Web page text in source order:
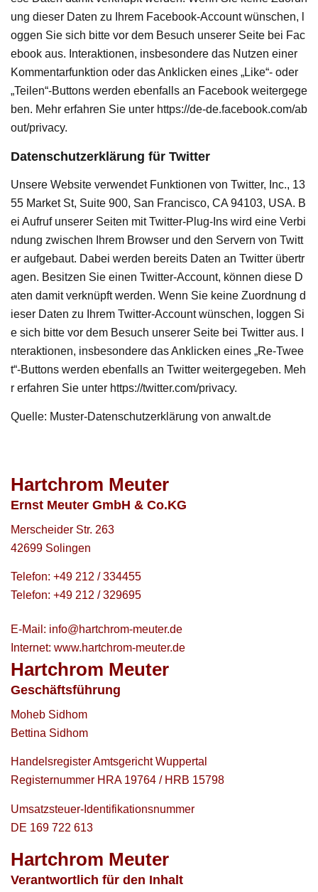
ung dieser Daten zu Ihrem Facebook-Account wünschen, l
oggen Sie sich bitte vor dem Besuch unserer Seite bei Fac
ebook aus. Interaktionen, insbesondere das Nutzen einer
Kommentarfunktion oder das Anklicken eines „Like“- oder
„Teilen“-Buttons werden ebenfalls an Facebook weitergege
ben. Mehr erfahren Sie unter https://de-de.facebook.com/ab
out/privacy.
Datenschutzerklärung für Twitter
Unsere Website verwendet Funktionen von Twitter, Inc., 13
55 Market St, Suite 900, San Francisco, CA 94103, USA. B
ei Aufruf unserer Seiten mit Twitter-Plug-Ins wird eine Verbi
ndung zwischen Ihrem Browser und den Servern von Twitt
er aufgebaut. Dabei werden bereits Daten an Twitter übertr
agen. Besitzen Sie einen Twitter-Account, können diese D
aten damit verknüpft werden. Wenn Sie keine Zuordnung d
ieser Daten zu Ihrem Twitter-Account wünschen, loggen Si
e sich bitte vor dem Besuch unserer Seite bei Twitter aus. I
nteraktionen, insbesondere das Anklicken eines „Re-Twee
t“-Buttons werden ebenfalls an Twitter weitergegeben. Meh
r erfahren Sie unter https://twitter.com/privacy.
Quelle: Muster-Datenschutzerklärung von anwalt.de
Hartchrom Meuter
Ernst Meuter GmbH & Co.KG
Merscheider Str. 263
42699 Solingen
Telefon: +49 212 / 334455
Telefon: +49 212 / 329695
E-Mail: info@hartchrom-meuter.de
Internet: www.hartchrom-meuter.de
Hartchrom Meuter
Geschäftsführung
Moheb Sidhom
Bettina Sidhom
Handelsregister Amtsgericht Wuppertal
Registernummer HRA 19764 / HRB 15798
Umsatzsteuer-Identifikationsnummer
DE 169 722 613
Hartchrom Meuter
Verantwortlich für den Inhalt